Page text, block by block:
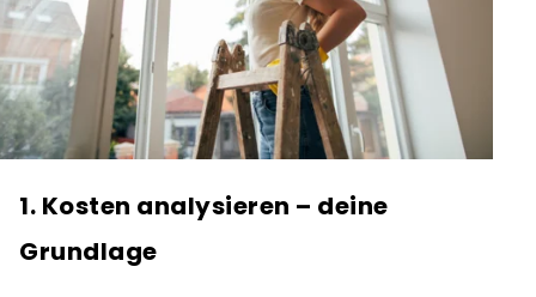
1. Kosten analysieren – deine
Grundlage